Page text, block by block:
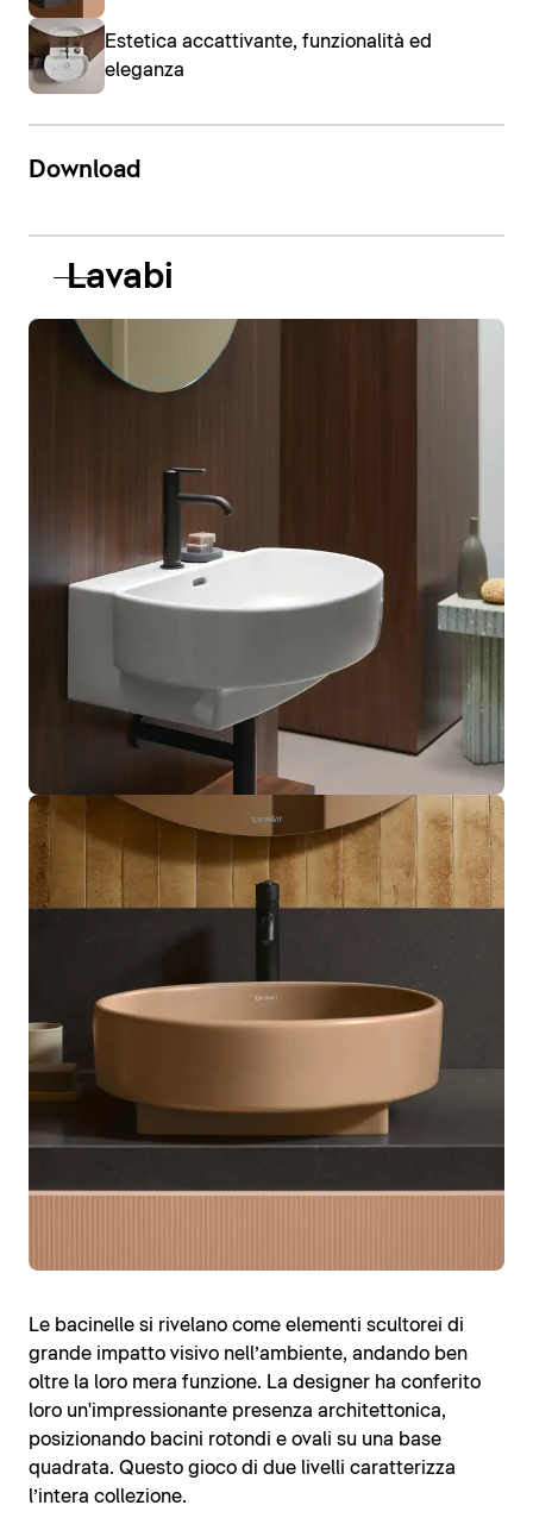
Estetica accattivante, funzionalità ed
eleganza
Download
Lavabi
Le bacinelle si rivelano come elementi scultorei di
grande impatto visivo nell’ambiente, andando ben
oltre la loro mera funzione. La designer ha conferito
loro un'impressionante presenza architettonica,
posizionando bacini rotondi e ovali su una base
quadrata. Questo gioco di due livelli caratterizza
l’intera collezione.